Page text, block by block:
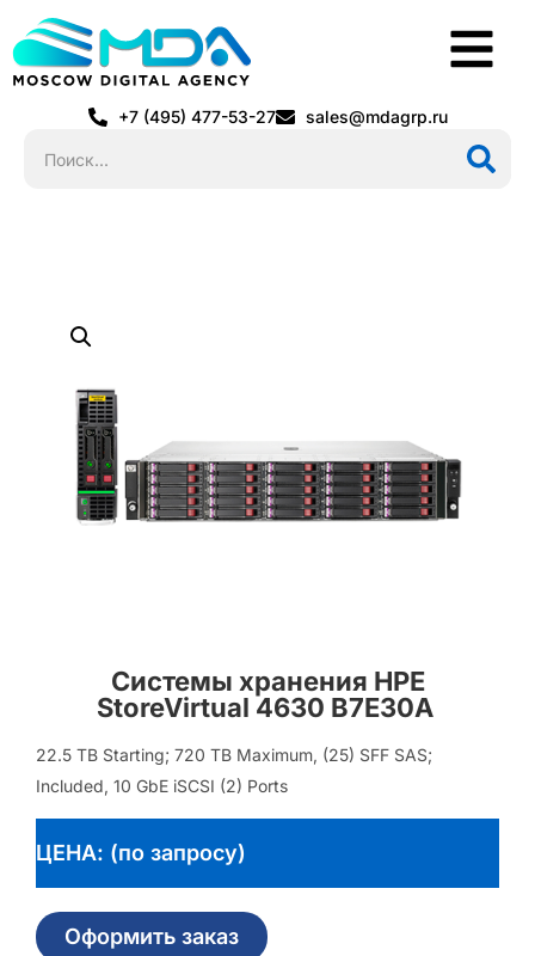
+7 (495) 477-53-27 sales@mdagrp.ru
Системы хранения HPE
StoreVirtual 4630 B7E30A
22.5 TB Starting; 720 TB Maximum, (25) SFF SAS;
Included, 10 GbE iSCSI (2) Ports
ЦЕНА: (по запросу)
Оформить заказ